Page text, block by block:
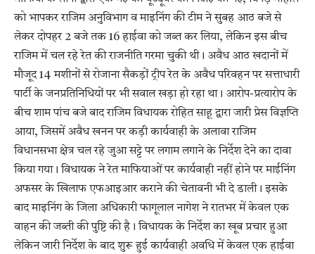
को भापकर राजिम अनुविभाग व माइनिंग की टीम ने सुबह आठ बजे से
लेकर दोपहर 2 बजे तक 16 हाईवा को जब्त कर लिया, लेकिन इस बीच
राजिम में चल रहे रेत की राजनीति गरमा चुकी थी। अवैध आठ खदानों में
मौजूद 14 मशीनों से रोजाना सैकड़ों ट्रीप रेत के अवैध परिवहन पर सत्ताधारी
पार्टी के जनप्रतिनिधियों पर भी सवाल खड़ा हो रहा था। आरोप-प्रत्यारोप के
बीच शाम पांच बजे बाद राजिम विधायक रोहित साहू द्वारा जारी प्रेस विज्ञप्ति
आया, जिसमें अवैध खनन पर कड़ी कार्यवाही के अलावा राजिम
विधानसभा क्षेत्र चल रहे जुआ सट्टे पर लगाम लगाने के निर्देश देने का दावा
किया गया। विधायक ने रेत माफियाओं पर कार्यवाही नहीं होने पर माईनिंग
अफसर के खिलाफ एफआइआर कराने की चेतावनी भी दे डाली। इसके
बाद माइनिंग के जिला अधिकारी फागूलाल नागेश ने रातभर में केवल एक
वाहन की जब्ती की पुष्टि की है। विधायक के निर्देश का खूब प्रचार हुआ
लेकिन जारी निर्देश के बाद शुरू हुई कार्यवाही अवधि में केवल एक हाईवा